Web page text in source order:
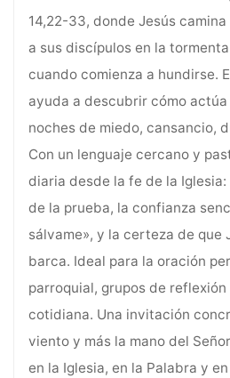
14,22-33, donde Jesús
a sus discípulos en la
cuando comienza a hundirse.
ayuda a descubrir cómo
noches de miedo, cansancio,
Con un lenguaje cercano y
diaria desde la fe de la
de la prueba, la confianza
sálvame», y la certeza de que
barca. Ideal para la oración
parroquial, grupos de
cotidiana. Una invitación
viento y más la mano del
en la Iglesia, en la Palabra y